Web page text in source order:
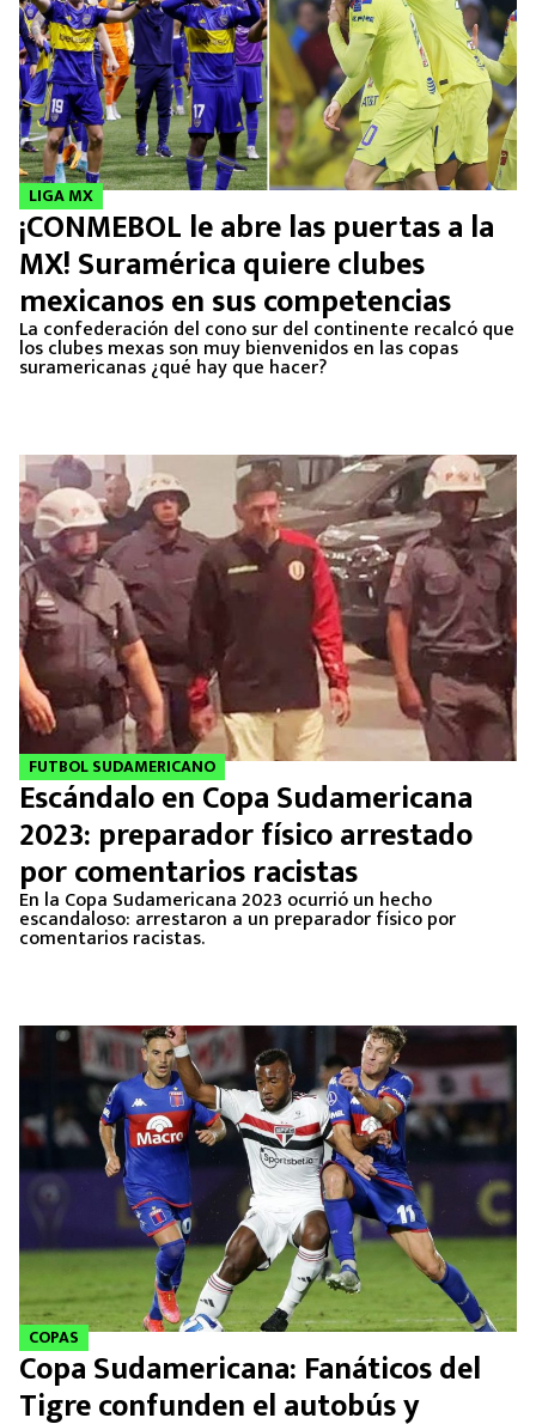
LIGA MX
¡CONMEBOL le abre las puertas a la
MX! Suramérica quiere clubes
mexicanos en sus competencias
La confederación del cono sur del continente recalcó que
los clubes mexas son muy bienvenidos en las copas
suramericanas ¿qué hay que hacer?
FUTBOL SUDAMERICANO
Escándalo en Copa Sudamericana
2023: preparador físico arrestado
por comentarios racistas
En la Copa Sudamericana 2023 ocurrió un hecho
escandaloso: arrestaron a un preparador físico por
comentarios racistas.
COPAS
Copa Sudamericana: Fanáticos del
Tigre confunden el autobús y